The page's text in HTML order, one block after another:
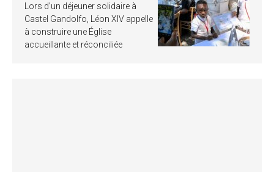
Lors d’un déjeuner solidaire à
Castel Gandolfo, Léon XIV appelle
à construire une Église
accueillante et réconciliée